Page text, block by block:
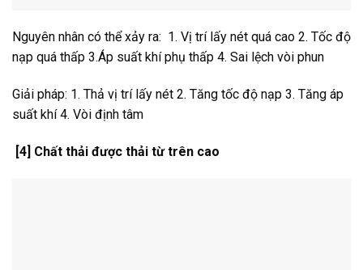
Nguyên nhân có thể xảy ra: 1. Vị trí lấy nét quá cao 2. Tốc độ
nạp quá thấp 3.Áp suất khí phụ thấp 4. Sai lệch vòi phun
Giải pháp: 1. Thả vị trí lấy nét 2. Tăng tốc độ nạp 3. Tăng áp
suất khí 4. Vòi định tâm
[4] Chất thải được thải từ trên cao